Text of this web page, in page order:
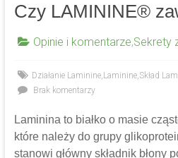
Czy LAMININE®
Opinie i komentarze,Sekrety
Działanie Laminine, Laminine,Skład
Brak komentarzy
Laminina to białko o masie
które należy do grupy
stanowi główny składnik błony